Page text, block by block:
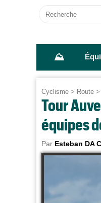
Recherche
⛰
Cyclisme > Route >
Tour
équipes
Par Esteban DA